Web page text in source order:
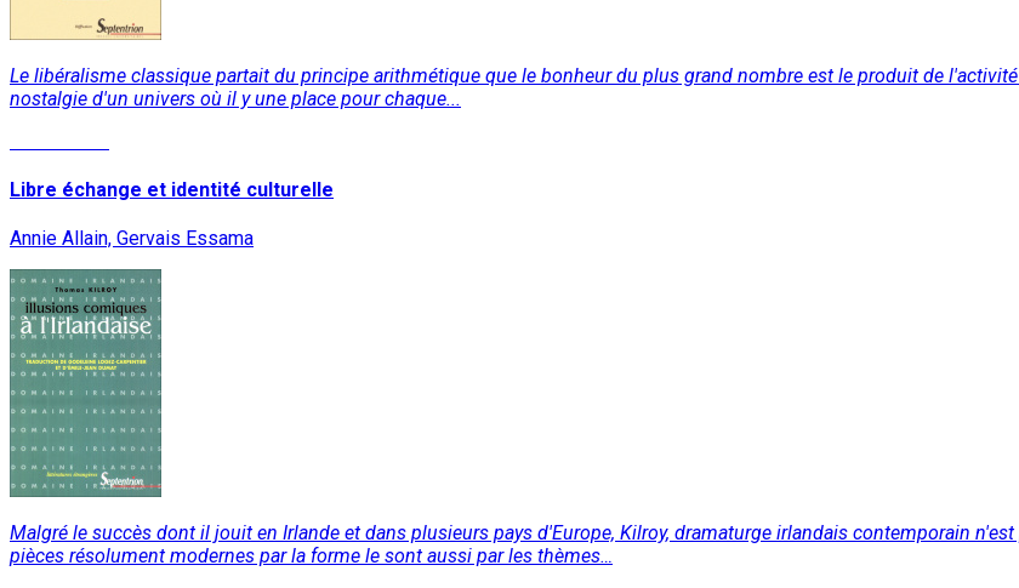
Le libéralisme classique partait du principe arithmétique que le bonheur du plus grand nombre est le produit de
nostalgie d'un univers où il y une place pour chaque...
Libre échange et identité culturelle
Annie Allain, Gervais Essama
Malgré le succès dont il jouit en Irlande et dans plusieurs pays d'Europe, Kilroy, dramaturge irlandais contemporain
pièces résolument modernes par la forme le sont aussi par les thèmes…